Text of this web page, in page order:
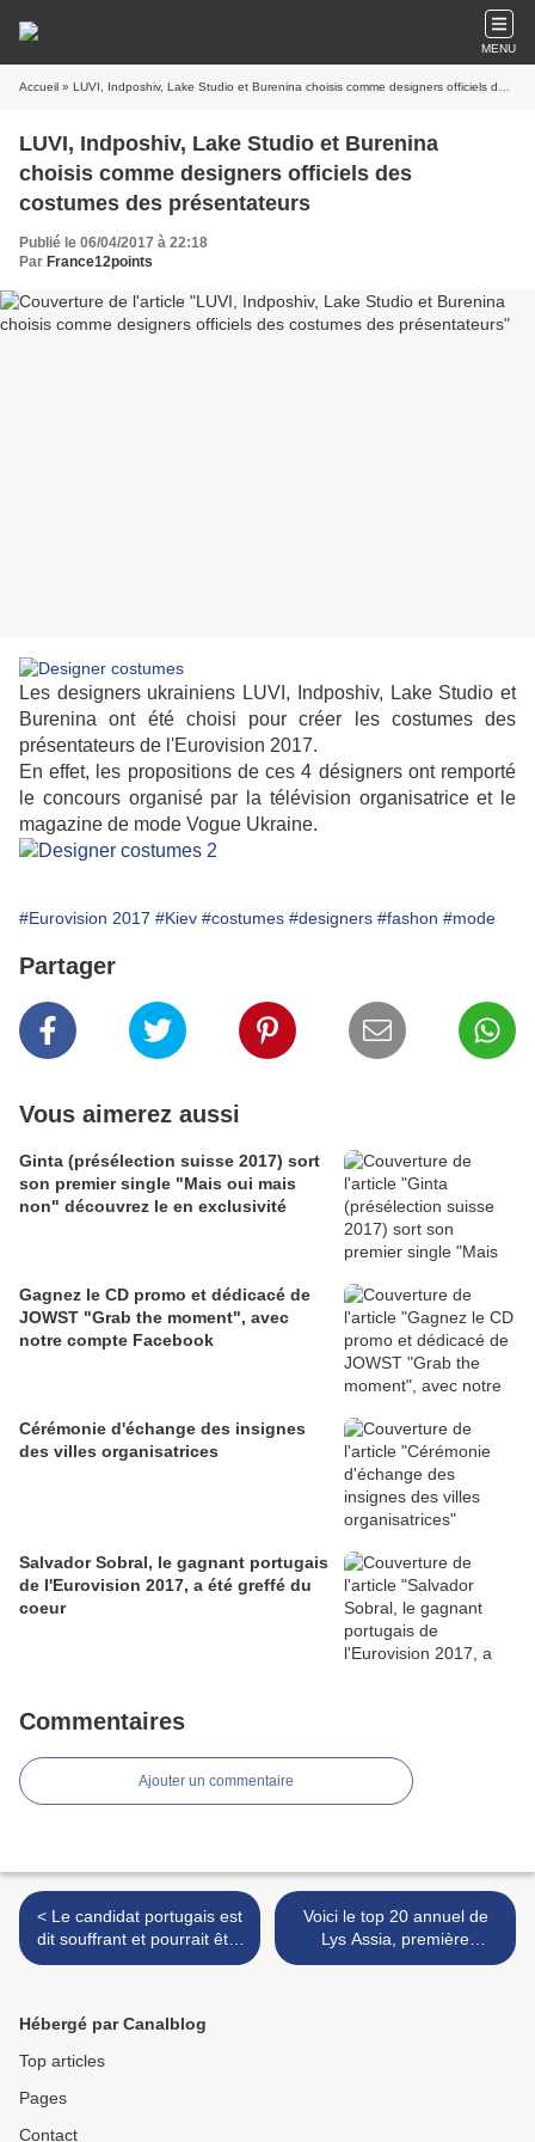
MENU
Accueil » LUVI, Indposhiv, Lake Studio et Burenina choisis comme designers officiels des costumes des présentateurs
LUVI, Indposhiv, Lake Studio et Burenina
choisis comme designers officiels des
costumes des présentateurs
Publié le 06/04/2017 à 22:18
Par France12points
Les designers ukrainiens LUVI, Indposhiv, Lake Studio et
Burenina ont été choisi pour créer les costumes des
présentateurs de l'Eurovision 2017.
En effet, les propositions de ces 4 désigners ont remporté
le concours organisé par la télévision organisatrice et le
magazine de mode Vogue Ukraine.
#Eurovision 2017 #Kiev #costumes #designers #fashon #mode
Partager
Vous aimerez aussi
Ginta (présélection suisse 2017) sort
son premier single "Mais oui mais
non" découvrez le en exclusivité
Gagnez le CD promo et dédicacé de
JOWST "Grab the moment", avec
notre compte Facebook
Cérémonie d'échange des insignes
des villes organisatrices
Salvador Sobral, le gagnant portugais
de l'Eurovision 2017, a été greffé du
coeur
Commentaires
Ajouter un commentaire
< Le candidat portugais est
dit souffrant et pourrait être
remplacé par sa soeur
Voici le top 20 annuel de
Lys Assia, première
gagnante de l'Eurovision en
Hébergé par Canalblog
Top articles
Pages
Contact